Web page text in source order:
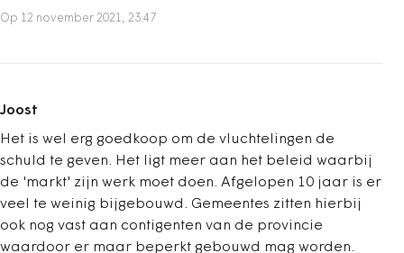
Op 12 november 2021, 23:47
Joost
Het is wel erg goedkoop om de vluchtelingen de
schuld te geven. Het ligt meer aan het beleid waarbij
de 'markt' zijn werk moet doen. Afgelopen 10 jaar is er
veel te weinig bijgebouwd. Gemeentes zitten hierbij
ook nog vast aan contigenten van de provincie
waardoor er maar beperkt gebouwd mag worden.